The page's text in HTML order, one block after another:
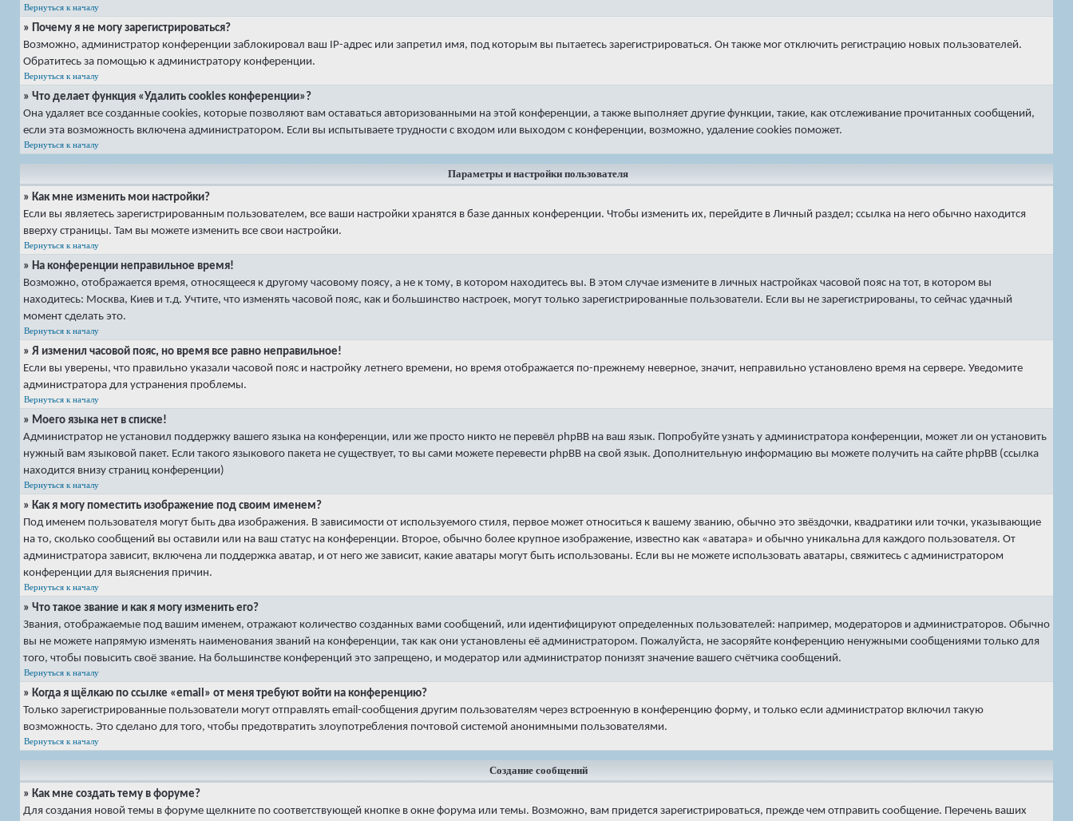
Вернуться к началу
» Почему я не могу зарегистрироваться?
Возможно, администратор конференции заблокировал ваш IP-адрес или запретил имя, под которым вы пытаетесь зарегистрироваться. Он также мог отключить регистрацию новых пользователей.
Обратитесь за помощью к администратору конференции.
Вернуться к началу
» Что делает функция «Удалить cookies конференции»?
Она удаляет все созданные cookies, которые позволяют вам оставаться авторизованными на этой конференции, а также выполняет другие функции, такие, как отслеживание прочитанных сообщений,
если эта возможность включена администратором. Если вы испытываете трудности с входом или выходом с конференции, возможно, удаление cookies поможет.
Вернуться к началу
Параметры и настройки пользователя
» Как мне изменить мои настройки?
Если вы являетесь зарегистрированным пользователем, все ваши настройки хранятся в базе данных конференции. Чтобы изменить их, перейдите вЛичный раздел; ссылка на него обычно находится
вверху страницы. Там вы можете изменить все свои настройки.
Вернуться к началу
» На конференции неправильное время!
Возможно, отображается время, относящееся к другому часовому поясу, а не к тому, в котором находитесь вы. В этом случае измените в личных настройках часовой пояс на тот, в котором вы
находитесь: Москва, Киев и т.д. Учтите, что изменять часовой пояс, как и большинство настроек, могут только зарегистрированные пользователи. Если вы не зарегистрированы, то сейчас удачный
момент сделать это.
Вернуться к началу
» Я изменил часовой пояс, но время все равно неправильное!
Если вы уверены, что правильно указали часовой пояс и настройку летнего времени, но время отображается по-прежнему неверное, значит, неправильно установлено время на сервере. Уведомите
администратора для устранения проблемы.
Вернуться к началу
» Моего языка нет в списке!
Администратор не установил поддержку вашего языка на конференции, или же просто никто не перевёл phpBB на ваш язык. Попробуйте узнать у администратора конференции, может ли он установить
нужный вам языковой пакет. Если такого языкового пакета не существует, то вы сами можете перевести phpBB на свой язык. Дополнительную информацию вы можете получить на сайте phpBB (ссылка
находится внизу страниц конференции)
Вернуться к началу
» Как я могу поместить изображение под своим именем?
Под именем пользователя могут быть два изображения. В зависимости от используемого стиля, первое может относиться к вашему званию, обычно это звёздочки, квадратики или точки, указывающие
на то, сколько сообщений вы оставили или на ваш статус на конференции. Второе, обычно более крупное изображение, известно как «аватара» и обычно уникальна для каждого пользователя. От
администратора зависит, включена ли поддержка аватар, и от него же зависит, какие аватары могут быть использованы. Если вы не можете использовать аватары, свяжитесь с администратором
конференции для выяснения причин.
Вернуться к началу
» Что такое звание и как я могу изменить его?
Звания, отображаемые под вашим именем, отражают количество созданных вами сообщений, или идентифицируют определенных пользователей: например, модераторов и администраторов. Обычно
вы не можете напрямую изменять наименования званий на конференции, так как они установлены её администратором. Пожалуйста, не засоряйте конференцию ненужными сообщениями только для
того, чтобы повысить своё звание. На большинстве конференций это запрещено, и модератор или администратор понизят значение вашего счётчика сообщений.
Вернуться к началу
» Когда я щёлкаю по ссылке «email» от меня требуют войти на конференцию?
Только зарегистрированные пользователи могут отправлять email-сообщения другим пользователям через встроенную в конференцию форму, и только если администратор включил такую
возможность. Это сделано для того, чтобы предотвратить злоупотребления почтовой системой анонимными пользователями.
Вернуться к началу
Создание сообщений
» Как мне создать тему в форуме?
Для создания новой темы в форуме щелкните по соответствующей кнопке в окне форума или темы. Возможно, вам придется зарегистрироваться, прежде чем отправить сообщение. Перечень ваших